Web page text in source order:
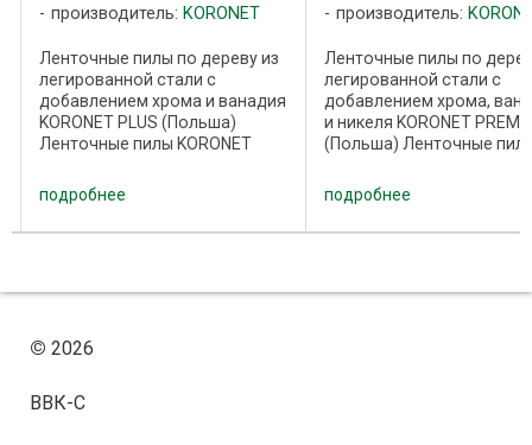
производитель: KORONET
Ленточные пилы по дереву из
легированной стали с
добавлением хрома и ванадия
KORONET PLUS (Польша)
Ленточные пилы KORONET
распиловки древесины
различных пород, мягкой и
средней твердости. Полотно
подробнее
производитель:
Ленточные пилы по
легированной стали с
добавлением хрома,
и никеля KORONET
(Польша) Ленточные
предназначены для
распиловки древесины
средней твердости, а
подробнее
© 2026
ВВК-С